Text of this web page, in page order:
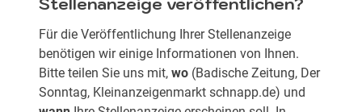
Für die Veröffentlichung Ihrer Stellenanzeige
benötigen wir einige Informationen von Ihnen.
Bitte teilen Sie uns mit, wo (Badische Zeitung, Der
Sonntag, Kleinanzeigenmarkt schnapp.de) und